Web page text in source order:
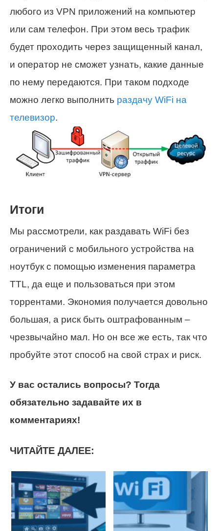
любого из VPN приложений на компьютер
или сам телефон. При этом весь трафик
будет проходить через защищенный канал,
и оператор не сможет узнать, какие данные
по нему передаются. При таком подходе
можно легко выполнить раздачу WiFi на
телевизор.
Итоги
Мы рассмотрели, как раздавать WiFi без
ограничений с мобильного устройства на
ноутбук с помощью изменения параметра
TTL, да еще и пользоваться при этом
торрентами. Экономия получается довольно
большая, а риск быть оштрафованным –
чрезвычайно мал. Но он все же есть, так что
пробуйте этот способ на свой страх и риск.
У вас остались вопросы? Тогда
обязательно задавайте их в
комментариях!
ЧИТАЙТЕ ДАЛЕЕ: